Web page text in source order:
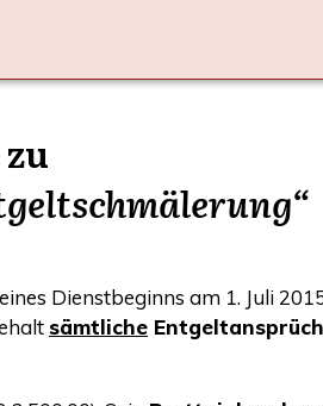
Dienst­be­ginns am 1. Juli
sämt­li­che